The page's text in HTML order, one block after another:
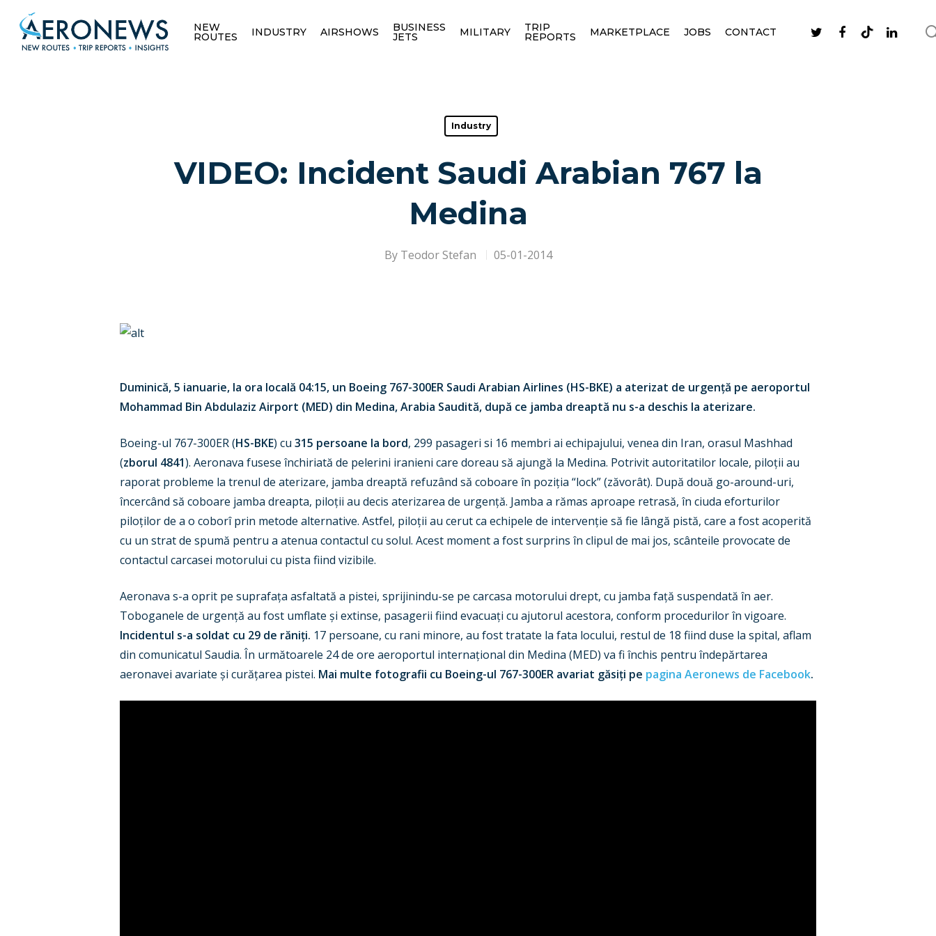
Hit enter to search or ESC to close
NEW
ROUTES INDUSTRY AIRSHOWS BUSINESS
JETS MILITARY TRIP
REPORTS MARKETPLACE JOBS CONTACT
Industry
VIDEO: Incident Saudi Arabian 767 la
Medina
By Teodor Stefan 05-01-2014
Duminică, 5 ianuarie, la ora locală 04:15, un Boeing 767-300ER Saudi Arabian Airlines (HS-BKE) a aterizat de urgență pe aeroportul
Mohammad Bin Abdulaziz Airport (MED) din Medina, Arabia Saudită, după ce jamba dreaptă nu s-a deschis la aterizare.
Boeing-ul 767-300ER (HS-BKE) cu 315 persoane la bord, 299 pasageri si 16 membri ai echipajului, venea din Iran, orasul Mashhad
(zborul 4841). Aeronava fusese închiriată de pelerini iranieni care doreau să ajungă la Medina. Potrivit autoritatilor locale, piloții au
raporat probleme la trenul de aterizare, jamba dreaptă refuzând să coboare în poziția “lock” (zăvorât). După două go-around-uri,
încercând să coboare jamba dreapta, piloții au decis aterizarea de urgență. Jamba a rămas aproape retrasă, în ciuda eforturilor
piloților de a o coborî prin metode alternative. Astfel, piloții au cerut ca echipele de intervenție să fie lângă pistă, care a fost acoperită
cu un strat de spumă pentru a atenua contactul cu solul. Acest moment a fost surprins în clipul de mai jos, scânteile provocate de
contactul carcasei motorului cu pista fiind vizibile.
Aeronava s-a oprit pe suprafața asfaltată a pistei, sprijinindu-se pe carcasa motorului drept, cu jamba față suspendată în aer.
Toboganele de urgență au fost umflate și extinse, pasagerii fiind evacuați cu ajutorul acestora, conform procedurilor în vigoare.
Incidentul s-a soldat cu 29 de răniți. 17 persoane, cu rani minore, au fost tratate la fata locului, restul de 18 fiind duse la spital, aflam
din comunicatul Saudia. În următoarele 24 de ore aeroportul internațional din Medina (MED) va fi închis pentru îndepărtarea
aeronavei avariate și curățarea pistei. Mai multe fotografii cu Boeing-ul 767-300ER avariat găsiți pe pagina Aeronews de Facebook.